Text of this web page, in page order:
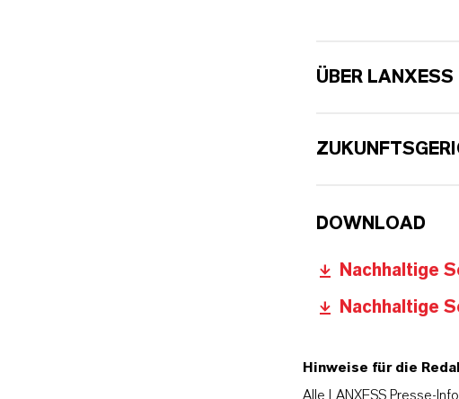
ÜBER LANXESS
DOWNLOAD
Nachhaltige
Nachhaltige
Hinweise für die
Alle LANXESS Presse-